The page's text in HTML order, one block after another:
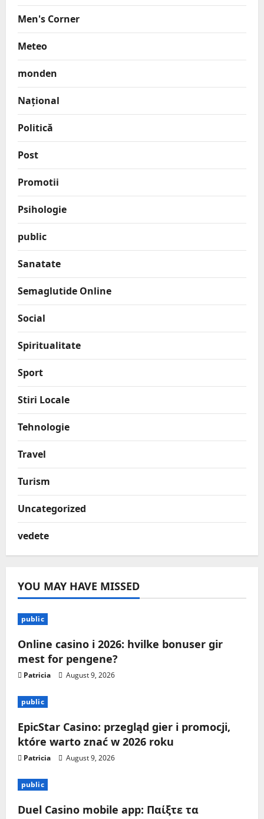
Men's Corner
Meteo
monden
Național
Politică
Post
Promotii
Psihologie
public
Sanatate
Semaglutide Online
Social
Spiritualitate
Sport
Stiri Locale
Tehnologie
Travel
Turism
Uncategorized
vedete
YOU MAY HAVE MISSED
public
Online casino i 2026: hvilke bonuser gir
mest for pengene?
Patricia August 9, 2026
public
EpicStar Casino: przegląd gier i promocji,
które warto znać w 2026 roku
Patricia August 9, 2026
public
Duel Casino mobile app: Παίξτε τα